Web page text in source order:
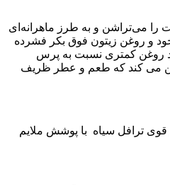
را می‌تراشن و به طرز ماهرانه‌ای
و روغن زیتون فوق بکر فشرده
روغن کمتری نسبت به پرس
می کند که طعم و عطر ظریف
ترافل سیاه با پوشش ملایم